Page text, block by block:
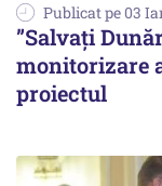
Publicat pe 03
”Salvați
monitorizare
proiectul